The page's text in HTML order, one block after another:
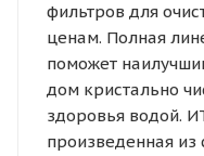
фильтров для
ценам. Полная
поможет
дом кристально
здоровья водой.
произведенная